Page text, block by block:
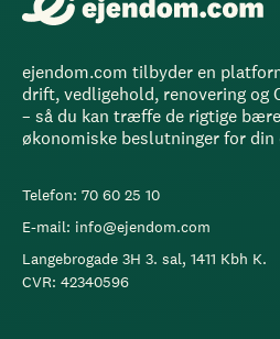
ejendom.com tilbyder en
drift, vedligehold, renovering og
– så du kan træffe de rigtige
økonomiske beslutninger for din
Telefon: 70 60 25 10
E-mail: info@ejendom.com
Langebrogade 3H 3. sal, 1411 Kbh K.
CVR: 42340596